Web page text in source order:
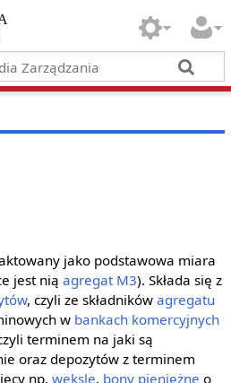
jako podstawowa miara
jest nią agregat M3). Składa się z
, czyli ze składników agregatu
w bankach komercyjnych
terminem na jaki są
oraz depozytów z terminem
np. weksle, bony pieniężne o